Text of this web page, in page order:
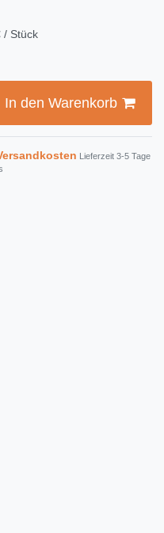
/ Stück
In den Warenkorb
Lieferzeit 3-5 Tage